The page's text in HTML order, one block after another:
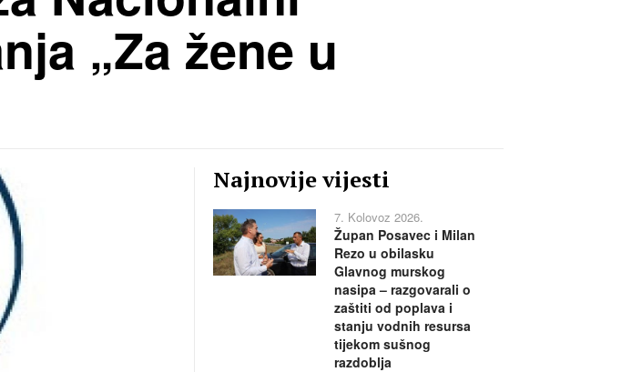
„Za žene u
Najnovije vijesti
7. Kolovoz 2026.
Župan Posavec i Milan
Rezo u obilasku
Glavnog murskog
nasipa – razgovarali o
zaštiti od poplava i
stanju vodnih resursa
tijekom sušnog
razdoblja